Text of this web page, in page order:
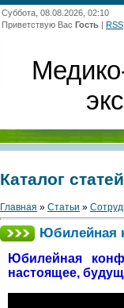
Суббота, 08.08.2026, 02:10
Приветствую Вас Гость | RSS
Каталог статей
Главная » Статьи »
Юбилейная
Юбилейная
настоящее,